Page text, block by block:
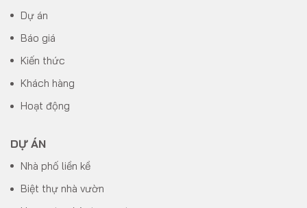
Dự án
Báo giá
Kiến thức
Khách hàng
Hoạt động
DỰ ÁN
Nhà phố liền kề
Biệt thự nhà vườn